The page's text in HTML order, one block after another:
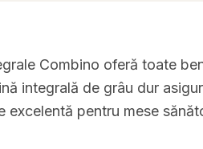
Combino oferă toate
integrală de grâu dur
excelentă pentru mese